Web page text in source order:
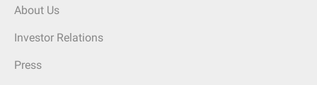
About Us
Investor Relations
Press